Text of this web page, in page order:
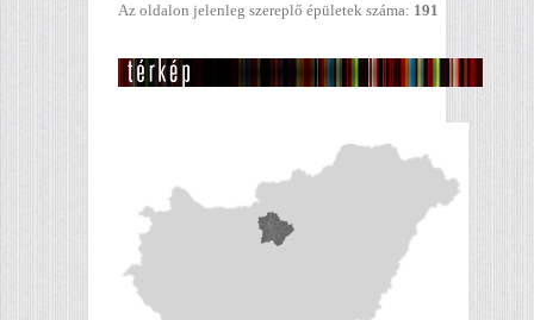
Az oldalon jelenleg szereplő épületek száma: 191